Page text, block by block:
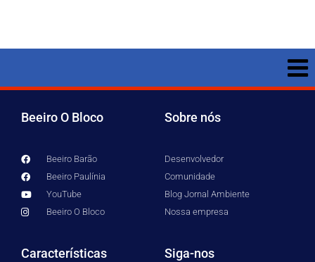
Beeiro O Bloco
Beeiro Barão
Beeiro Paulínia
YouTube
Beeiro O Bloco
Sobre nós
Desenvolvedor
Comunidade
Blog Jornal Ambiente
Nossa empresa
Características Siga-nos